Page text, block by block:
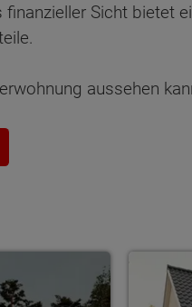
finanzieller Sicht bietet
aussehen